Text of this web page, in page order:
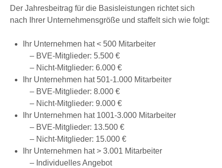
Der Jahresbeitrag für die Basisleistungen richtet sich
nach Ihrer Unternehmensgröße und staffelt sich wie folgt:
Ihr Unternehmen hat < 500 Mitarbeiter
– BVE-Mitglieder: 5.500 €
– Nicht-Mitglieder: 6.000 €
Ihr Unternehmen hat 501-1.000 Mitarbeiter
– BVE-Mitglieder: 8.000 €
– Nicht-Mitglieder: 9.000 €
Ihr Unternehmen hat 1001-3.000 Mitarbeiter
– BVE-Mitglieder: 13.500 €
– Nicht-Mitglieder: 15.000 €
Ihr Unternehmen hat > 3.001 Mitarbeiter
– Individuelles Angebot